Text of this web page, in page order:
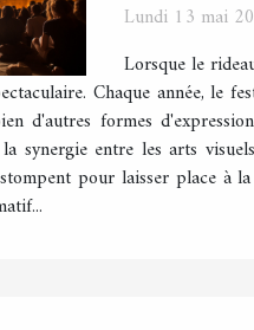
Lundi 13 mai
Lorsque le
Chaque année, le
d'autres formes
synergie entre les arts
pour laisser place à